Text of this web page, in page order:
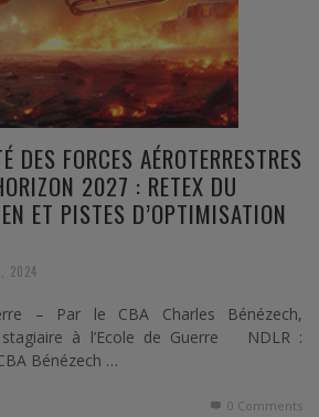
DES FORCES AÉROTERRESTRES
2027 : RETEX DU
ET PISTES D’OPTIMISATION
2024
– Par le CBA Charles Bénézech,
à l’Ecole de Guerre NDLR :
Bénézech …
0 Comments